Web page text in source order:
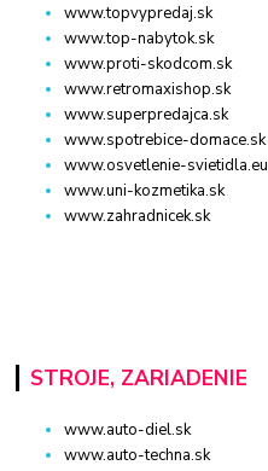
www.topvypredaj.sk
www.top-nabytok.sk
www.proti-skodcom.sk
www.retromaxishop.sk
www.superpredajca.sk
www.spotrebice-domace.sk
www.osvetlenie-svietidla.eu
www.uni-kozmetika.sk
www.zahradnicek.sk
STROJE, ZARIADENIE
www.auto-diel.sk
www.auto-techna.sk